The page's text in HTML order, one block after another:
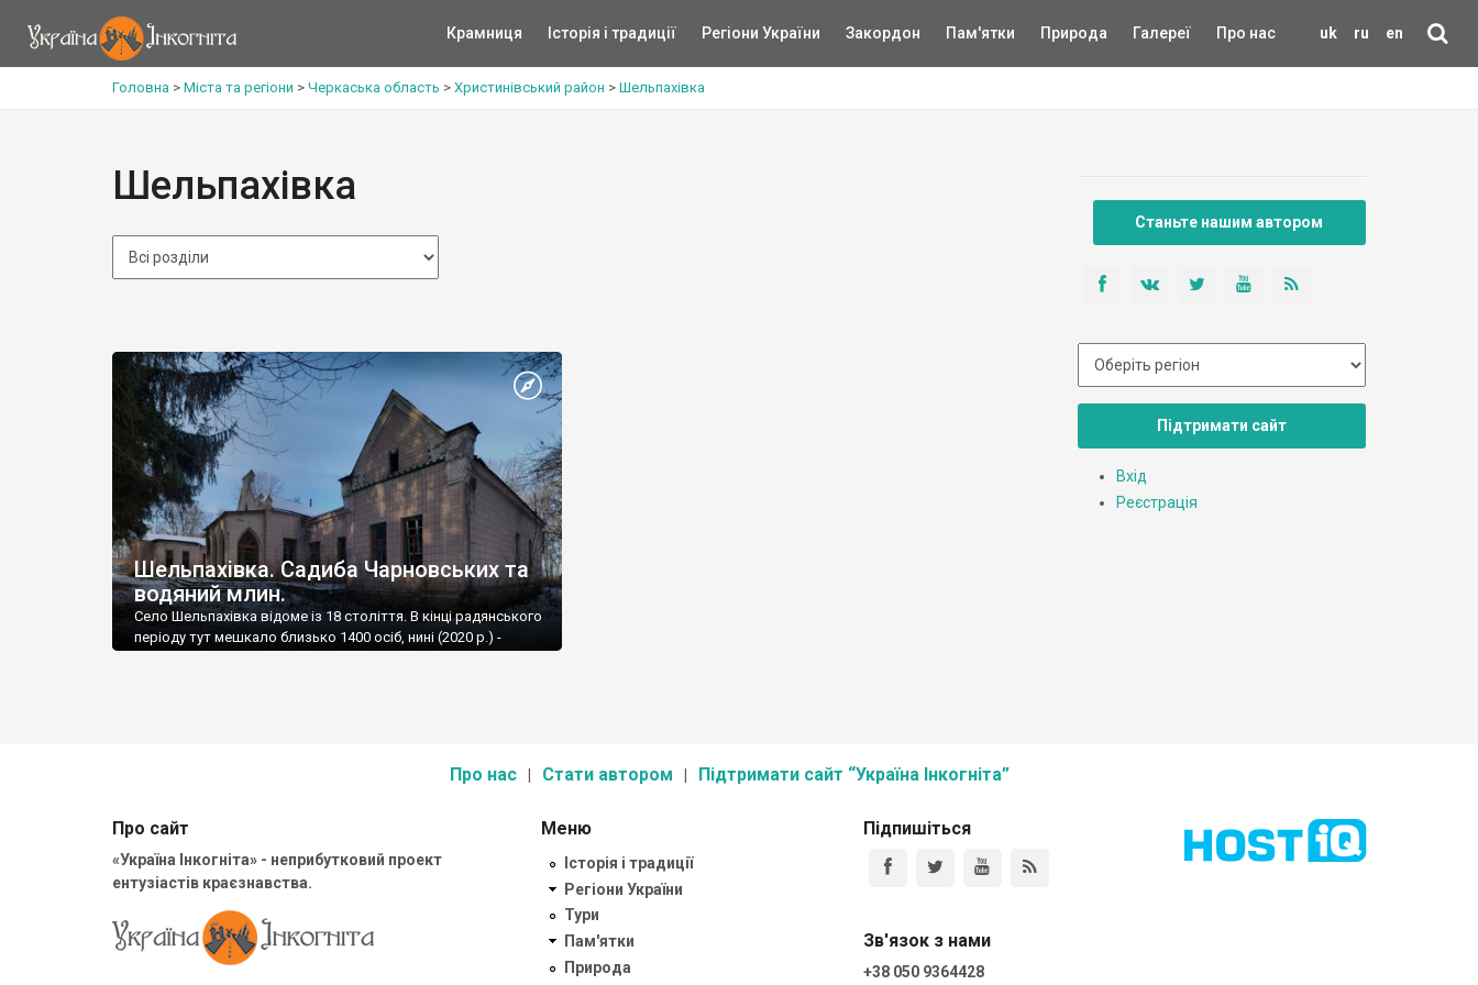
uk ru en
Крамниця Історія і традиції Регіони України Закордон Пам'ятки Природа Галереї Про нас
Головна > Міста та регіони > Черкаська область > Христинівський район > Шельпахівка
Шельпахівка
Шельпахівка. Садиба Чарновських та
водяний млин.
Село Шельпахівка відоме із 18 століття. В кінці радянського
періоду тут мешкало близько 1400 осіб, нині (2020 р.) -
Станьте нашим автором
Підтримати сайт
Вхід
Реєстрація
Про нас Стати автором Підтримати сайт “Україна Інкогніта”
Про сайт
«Україна Інкогніта» - неприбутковий проект
ентузіастів краєзнавства.
Меню
Історія і традиції
Регіони України
Тури
Пам'ятки
Природа
Підпишіться
Зв'язок з нами
+38 050 9364428